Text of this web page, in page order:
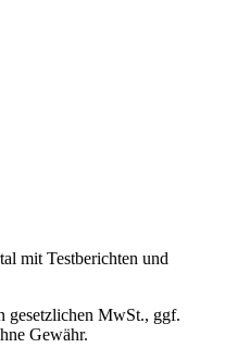
mit Testberichten und
gesetzlichen MwSt., ggf.
Gewähr.